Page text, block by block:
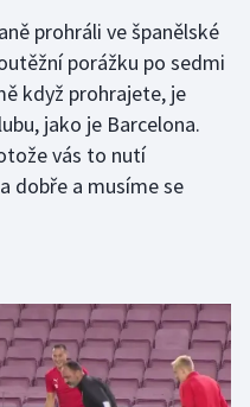
prohráli ve španělské
porážku po sedmi
když prohrajete, je
jako je Barcelona.
vás to nutí
dobře a musíme se